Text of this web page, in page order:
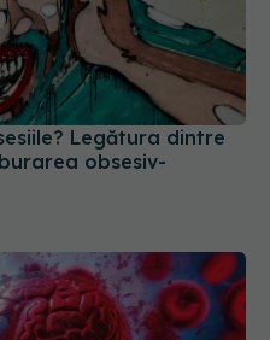
Legătura dintre
obsesiv-